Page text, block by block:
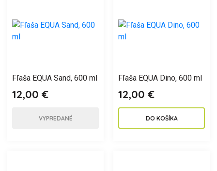
Fľaša EQUA Sand, 600 ml
12,00 €
VYPREDANÉ
Fľaša EQUA Dino, 600 ml
12,00 €
DO KOŠÍKA